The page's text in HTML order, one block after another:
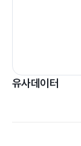
유사데이터